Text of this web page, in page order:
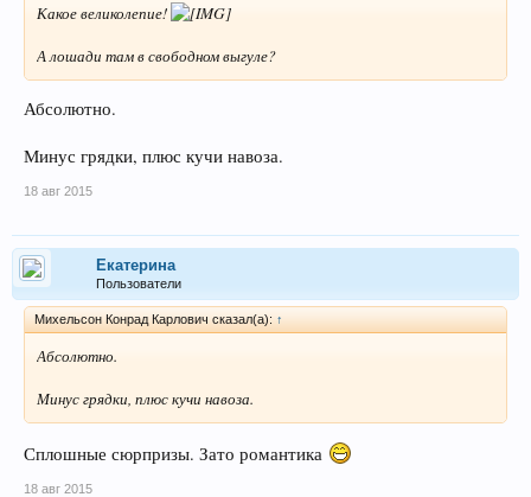
Какое великолепие!
А лошади там в свободном выгуле?
Абсолютно.
Минус грядки, плюс кучи навоза.
18 авг 2015
Екатерина
Пользователи
Михельсон Конрад Карлович сказал(а): ↑
Абсолютно.
Минус грядки, плюс кучи навоза.
Сплошные сюрпризы. Зато романтика
18 авг 2015